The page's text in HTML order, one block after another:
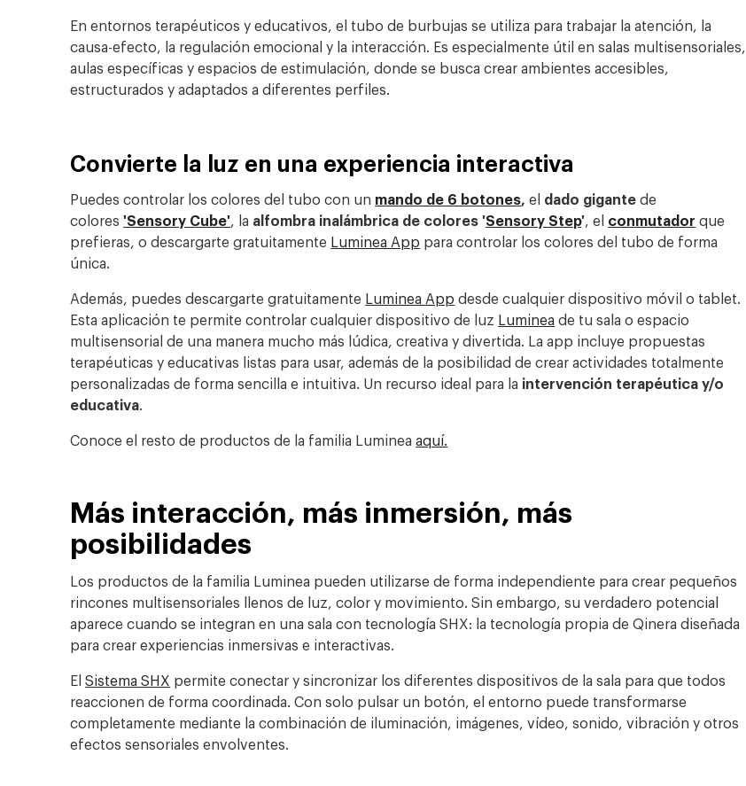
En entornos terapéuticos y educativos, el tubo de burbujas se utiliza para trabajar la atención, la
causa-efecto, la regulación emocional y la interacción. Es especialmente útil en salas multisensoriales,
aulas específicas y espacios de estimulación, donde se busca crear ambientes accesibles,
estructurados y adaptados a diferentes perfiles.
Convierte la luz en una experiencia interactiva
Puedes controlar los colores del tubo con un mando de 6 botones, el dado gigantede
colores'Sensory Cube', la alfombra inalámbrica de colores 'Sensory Step', el conmutador que
prefieras, o descargarte gratuitamente Luminea App para controlar los colores del tubo de forma
única.
Además, puedes descargarte gratuitamente Luminea App desde cualquier dispositivo móvil o tablet.
Esta aplicación te permite controlar cualquier dispositivo de luz Luminea de tu sala o espacio
multisensorial de una manera mucho más lúdica, creativa y divertida. La app incluye propuestas
terapéuticas y educativas listas para usar, además de la posibilidad de crear actividades totalmente
personalizadas de forma sencilla e intuitiva. Un recurso ideal para la intervención terapéuticay/o
educativa.
Conoce el resto de productos de la familia Lumineaaquí.
Más interacción, más inmersión, más
posibilidades
Los productos de la familia Luminea pueden utilizarse de forma independiente para crear pequeños
rincones multisensoriales llenos de luz, color y movimiento. Sin embargo, su verdadero potencial
aparece cuando se integran en una sala con tecnología SHX: la tecnología propia de Qinera diseñada
para crear experiencias inmersivas e interactivas.
ElSistema SHX permite conectar y sincronizar los diferentes dispositivos de la sala para que todos
reaccionen de forma coordinada. Con solo pulsar un botón, el entorno puede transformarse
completamente mediante la combinación de iluminación, imágenes, vídeo, sonido, vibración y otros
efectos sensoriales envolventes.